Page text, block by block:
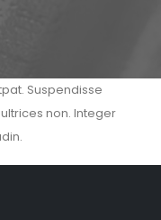
Suspendisse
non. Integer